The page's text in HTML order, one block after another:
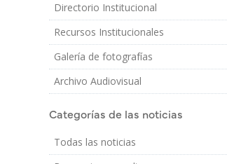
Directorio Institucional
Recursos Institucionales
Galería de fotografías
Archivo Audiovisual
Categorías de las noticias
Todas las noticias